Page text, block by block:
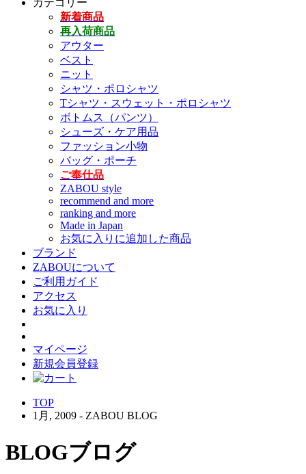
新着商品
再入荷商品
アウター
ベスト
ニット
シャツ・ポロシャツ
Tシャツ・スウェット・ポロシャツ
ボトムス（パンツ）
シューズ・ケア用品
ファッション小物
バッグ・ポーチ
ご奉仕品
ZABOU style
recommend and more
ranking and more
Made in Japan
お気に入りに追加した商品
ブランド
ZABOUについて
ご利用ガイド
アクセス
お気に入り
マイページ
新規会員登録
TOP
1月, 2009 - ZABOU BLOG
BLOGブログ